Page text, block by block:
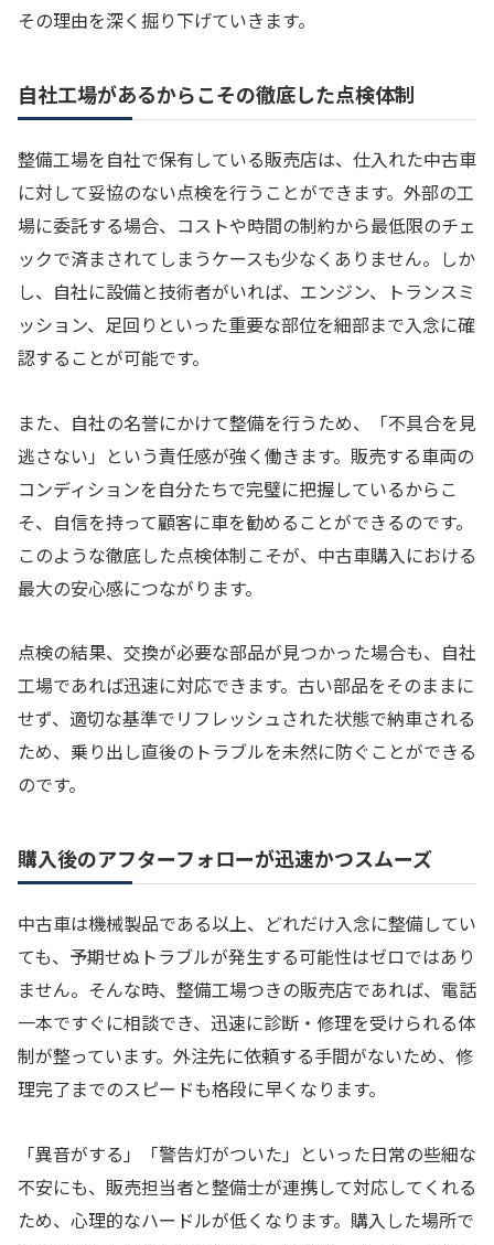
その理由を深く掘り下げていきます。
自社工場があるからこその徹底した点検体制
整備工場を自社で保有している販売店は、仕入れた中古車
に対して妥協のない点検を行うことができます。外部の工
場に委託する場合、コストや時間の制約から最低限のチェ
ックで済まされてしまうケースも少なくありません。しか
し、自社に設備と技術者がいれば、エンジン、トランスミ
ッション、足回りといった重要な部位を細部まで入念に確
認することが可能です。
また、自社の名誉にかけて整備を行うため、「不具合を見
逃さない」という責任感が強く働きます。販売する車両の
コンディションを自分たちで完璧に把握しているからこ
そ、自信を持って顧客に車を勧めることができるのです。
このような徹底した点検体制こそが、中古車購入における
最大の安心感につながります。
点検の結果、交換が必要な部品が見つかった場合も、自社
工場であれば迅速に対応できます。古い部品をそのままに
せず、適切な基準でリフレッシュされた状態で納車される
ため、乗り出し直後のトラブルを未然に防ぐことができる
のです。
購入後のアフターフォローが迅速かつスムーズ
中古車は機械製品である以上、どれだけ入念に整備してい
ても、予期せぬトラブルが発生する可能性はゼロではあり
ません。そんな時、整備工場つきの販売店であれば、電話
一本ですぐに相談でき、迅速に診断・修理を受けられる体
制が整っています。外注先に依頼する手間がないため、修
理完了までのスピードも格段に早くなります。
「異音がする」「警告灯がついた」といった日常の些細な
不安にも、販売担当者と整備士が連携して対応してくれる
ため、心理的なハードルが低くなります。購入した場所で